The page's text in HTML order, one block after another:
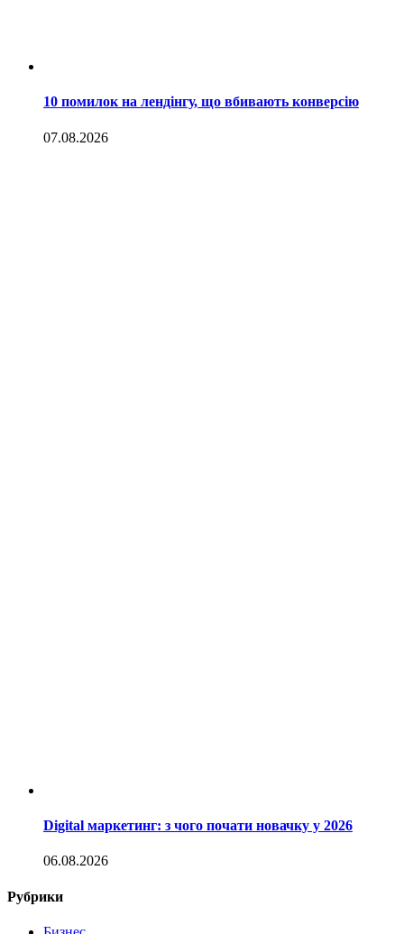
10 помилок на лендінгу, що вбивають конверсію
07.08.2026
Digital маркетинг: з чого почати новачку у 2026
06.08.2026
Рубрики